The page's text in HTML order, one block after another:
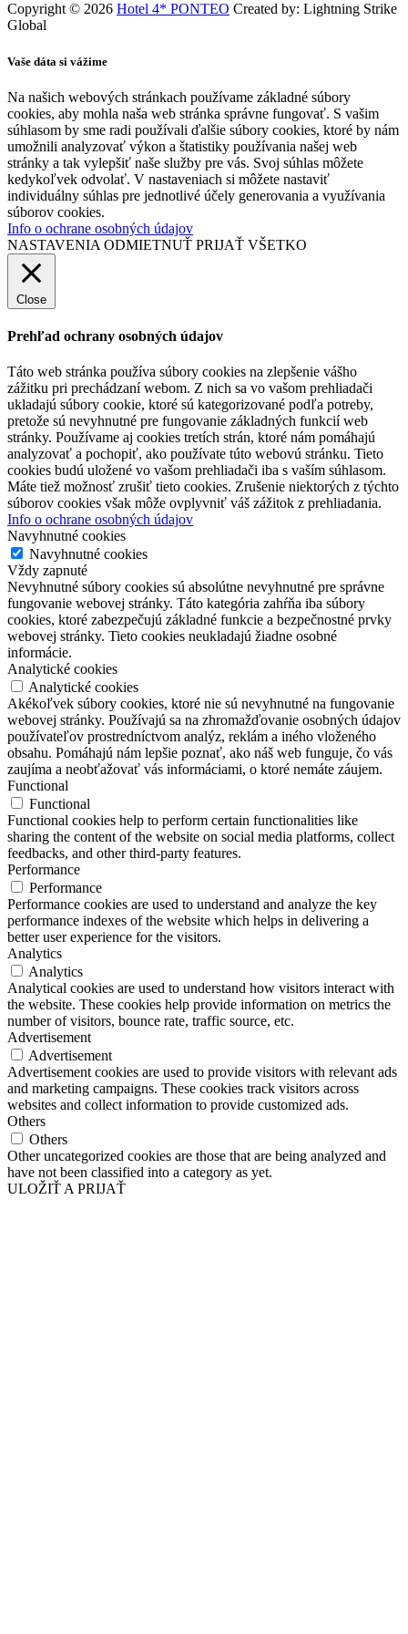
Copyright © 2026 Hotel 4* PONTEO Created by: Lightning Strike
Global
Vaše dáta si vážime
Na našich webových stránkach používame základné súbory
cookies, aby mohla naša web stránka správne fungovať. S vašim
súhlasom by sme radi používali ďalšie súbory cookies, ktoré by nám
umožnili analyzovať výkon a štatistiky používania našej web
stránky a tak vylepšiť naše služby pre vás. Svoj súhlas môžete
kedykoľvek odvolať. V nastaveniach si môžete nastaviť
individuálny súhlas pre jednotlivé účely generovania a využívania
súborov cookies.
Info o ochrane osobných údajov
NASTAVENIA ODMIETNUŤ PRIJAŤ VŠETKO
Close
Prehľad ochrany osobných údajov
Táto web stránka používa súbory cookies na zlepšenie vášho
zážitku pri prechádzaní webom. Z nich sa vo vašom prehliadači
ukladajú súbory cookie, ktoré sú kategorizované podľa potreby,
pretože sú nevyhnutné pre fungovanie základných funkcií web
stránky. Používame aj cookies tretích strán, ktoré nám pomáhajú
analyzovať a pochopiť, ako používate túto webovú stránku. Tieto
cookies budú uložené vo vašom prehliadači iba s vaším súhlasom.
Máte tiež možnosť zrušiť tieto cookies. Zrušenie niektorých z týchto
súborov cookies však môže ovplyvniť váš zážitok z prehliadania.
Info o ochrane osobných údajov
Navyhnutné cookies
Navyhnutné cookies
Vždy zapnuté
Nevyhnutné súbory cookies sú absolútne nevyhnutné pre správne
fungovanie webovej stránky. Táto kategória zahŕňa iba súbory
cookies, ktoré zabezpečujú základné funkcie a bezpečnostné prvky
webovej stránky. Tieto cookies neukladajú žiadne osobné
informácie.
Analytické cookies
Analytické cookies
Akékoľvek súbory cookies, ktoré nie sú nevyhnutné na fungovanie
webovej stránky. Používajú sa na zhromažďovanie osobných údajov
používateľov prostredníctvom analýz, reklám a iného vloženého
obsahu. Pomáhajú nám lepšie poznať, ako náš web funguje, čo vás
zaujíma a neobťažovať vás informáciami, o ktoré nemáte záujem.
Functional
Functional
Functional cookies help to perform certain functionalities like
sharing the content of the website on social media platforms, collect
feedbacks, and other third-party features.
Performance
Performance
Performance cookies are used to understand and analyze the key
performance indexes of the website which helps in delivering a
better user experience for the visitors.
Analytics
Analytics
Analytical cookies are used to understand how visitors interact with
the website. These cookies help provide information on metrics the
number of visitors, bounce rate, traffic source, etc.
Advertisement
Advertisement
Advertisement cookies are used to provide visitors with relevant ads
and marketing campaigns. These cookies track visitors across
websites and collect information to provide customized ads.
Others
Others
Other uncategorized cookies are those that are being analyzed and
have not been classified into a category as yet.
ULOŽIŤ A PRIJAŤ